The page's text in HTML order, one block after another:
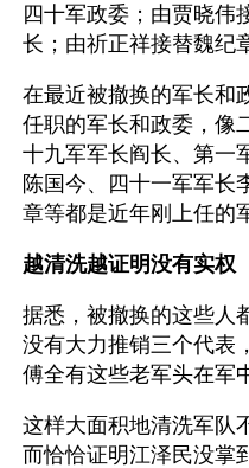
四十军政委；由贾晓伟
长；由祈正祥接替魏纪
在最近被撤换的军长和
任职的军长和政委，像
十九军军长阎长、第一
陈国今、四十一军军长
章等都是近年刚上任的
越清洗越证明没有实权
据悉，被撤换的这些人
没有大力推销三个代表
傅全有这些老军头在军
这样大面积地清洗军队
而恰恰证明江泽民没掌